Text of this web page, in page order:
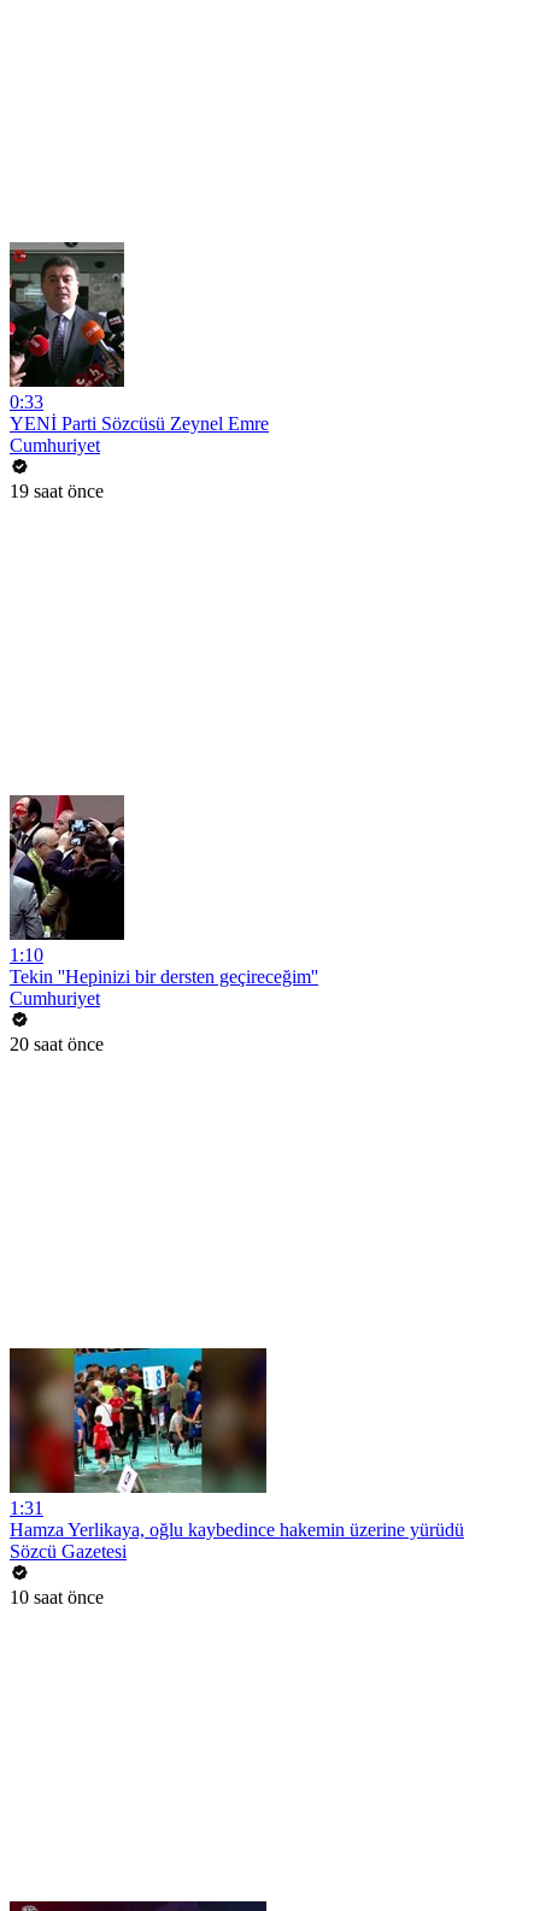
0:33
YENİ Parti Sözcüsü Zeynel Emre
Cumhuriyet
19 saat önce
1:10
Tekin ''Hepinizi bir dersten geçireceğim''
Cumhuriyet
20 saat önce
1:31
Hamza Yerlikaya, oğlu kaybedince hakemin üzerine yürüdü
Sözcü Gazetesi
10 saat önce